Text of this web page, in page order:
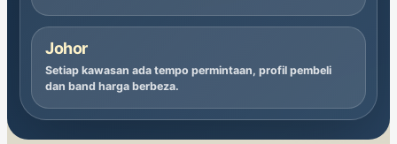
Johor
Setiap kawasan ada tempo permintaan, profil pembeli
dan band harga berbeza.